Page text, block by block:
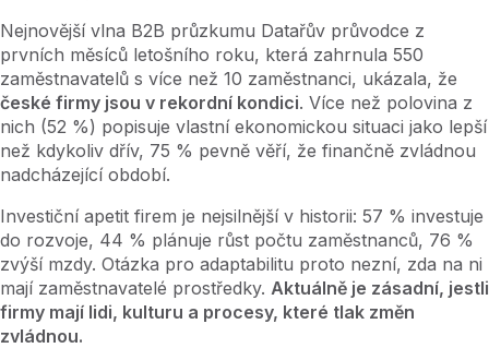
Nejnovější vlna B2B průzkumu Datařův průvodce z
prvních měsíců letošního roku, která zahrnula 550
zaměstnavatelů s více než 10 zaměstnanci, ukázala, že
české firmy jsou v rekordní kondici. Více než polovina z
nich (52 %) popisuje vlastní ekonomickou situaci jako lepší
než kdykoliv dřív, 75 % pevně věří, že finančně zvládnou
nadcházející období.
Investiční apetit firem je nejsilnější v historii: 57 % investuje
do rozvoje, 44 % plánuje růst počtu zaměstnanců, 76 %
zvýší mzdy. Otázka pro adaptabilitu proto nezní, zda na ni
mají zaměstnavatelé prostředky. Aktuálně je zásadní, jestli
firmy mají lidi, kulturu a procesy, které tlak změn
zvládnou.